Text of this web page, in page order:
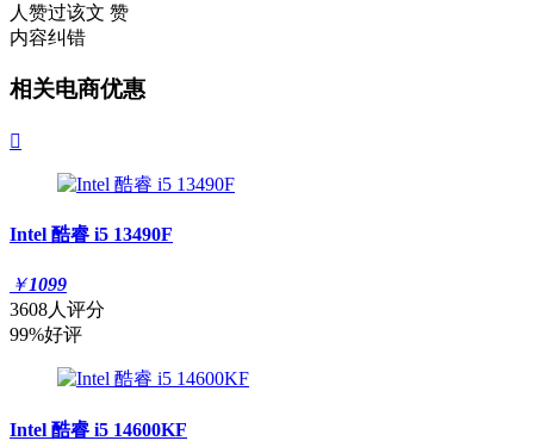
人赞过该文 赞
内容纠错
相关电商优惠

Intel 酷睿 i5 13490F
￥1099
3608人评分
99%好评
Intel 酷睿 i5 14600KF